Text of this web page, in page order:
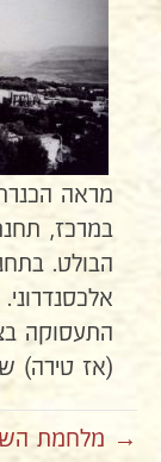
מראה
במרכז,
הבולט.
התעסוקה
(אז טירה)
→ מלחמת